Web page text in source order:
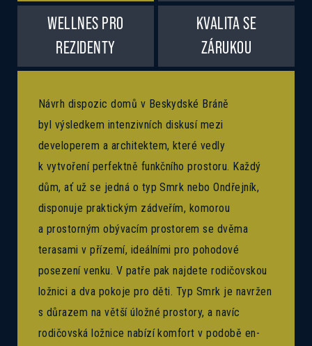
WELLNES PRO
REZIDENTY
KVALITA SE
ZÁRUKOU
Návrh dispozic domů v Beskydské Bráně
byl výsledkem intenzivních diskusí mezi
developerem a architektem, které vedly
k vytvoření perfektně funkčního prostoru. Každý
dům, ať už se jedná o typ Smrk nebo Ondřejník,
disponuje praktickým zádveřím, komorou
a prostorným obývacím prostorem se dvěma
terasami v přízemí, ideálními pro pohodové
posezení venku. V patře pak najdete rodičovskou
ložnici a dva pokoje pro děti. Typ Smrk je navržen
s důrazem na větší úložné prostory, a navíc
rodičovská ložnice nabízí komfort v podobě en-